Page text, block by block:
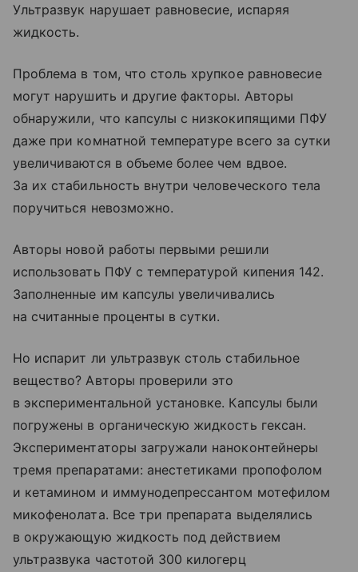
Ультразвук нарушает равновесие, испаряя
жидкость.
Проблема в том, что столь хрупкое равновесие
могут нарушить и другие факторы. Авторы
обнаружили, что капсулы с низкокипящими ПФУ
даже при комнатной температуре всего за сутки
увеличиваются в объеме более чем вдвое.
За их стабильность внутри человеческого тела
поручиться невозможно.
Авторы новой работы первыми решили
использовать ПФУ с температурой кипения 142.
Заполненные им капсулы увеличивались
на считанные проценты в сутки.
Но испарит ли ультразвук столь стабильное
вещество? Авторы проверили это
в экспериментальной установке. Капсулы были
погружены в органическую жидкость гексан.
Экспериментаторы загружали наноконтейнеры
тремя препаратами: анестетиками пропофолом
и кетамином и иммунодепрессантом мотефилом
микофенолата. Все три препарата выделялись
в окружающую жидкость под действием
ультразвука частотой 300 килогерц